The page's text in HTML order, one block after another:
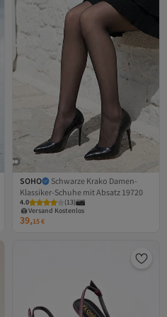
SOHO
Schwarze Krako Damen-
Klassiker-Schuhe mit Absatz 19720
4.0 (13)
Versand Kostenlos
Gratis Versand
Versand Kostenlos
39,15€